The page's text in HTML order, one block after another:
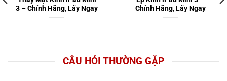
3 – Chính Hãng, Lấy Ngay
Chính Hãng, Lấy Ngay
CÂU HỎI THƯỜNG GẶP